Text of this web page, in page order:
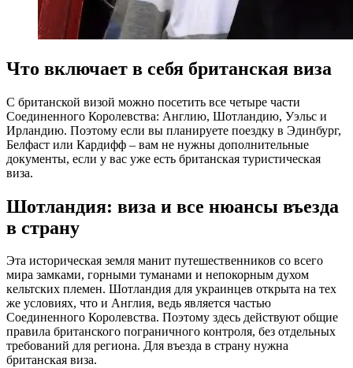
Что включает в себя британская виза
С британской визой можно посетить все четыре части
Соединенного Королевства: Англию, Шотландию, Уэльс и
Ирландию. Поэтому если вы планируете поездку в Эдинбург,
Белфаст или Кардифф – вам не нужны дополнительные
документы, если у вас уже есть британская туристическая
виза.
Шотландия: виза и все нюансы въезда
в страну
Эта историческая земля манит путешественников со всего
мира замками, горными туманами и непокорным духом
кельтских племен. Шотландия для украинцев открыта на тех
же условиях, что и Англия, ведь является частью
Соединенного Королевства. Поэтому здесь действуют общие
правила британского пограничного контроля, без отдельных
требований для региона. Для въезда в страну нужна
британская виза.